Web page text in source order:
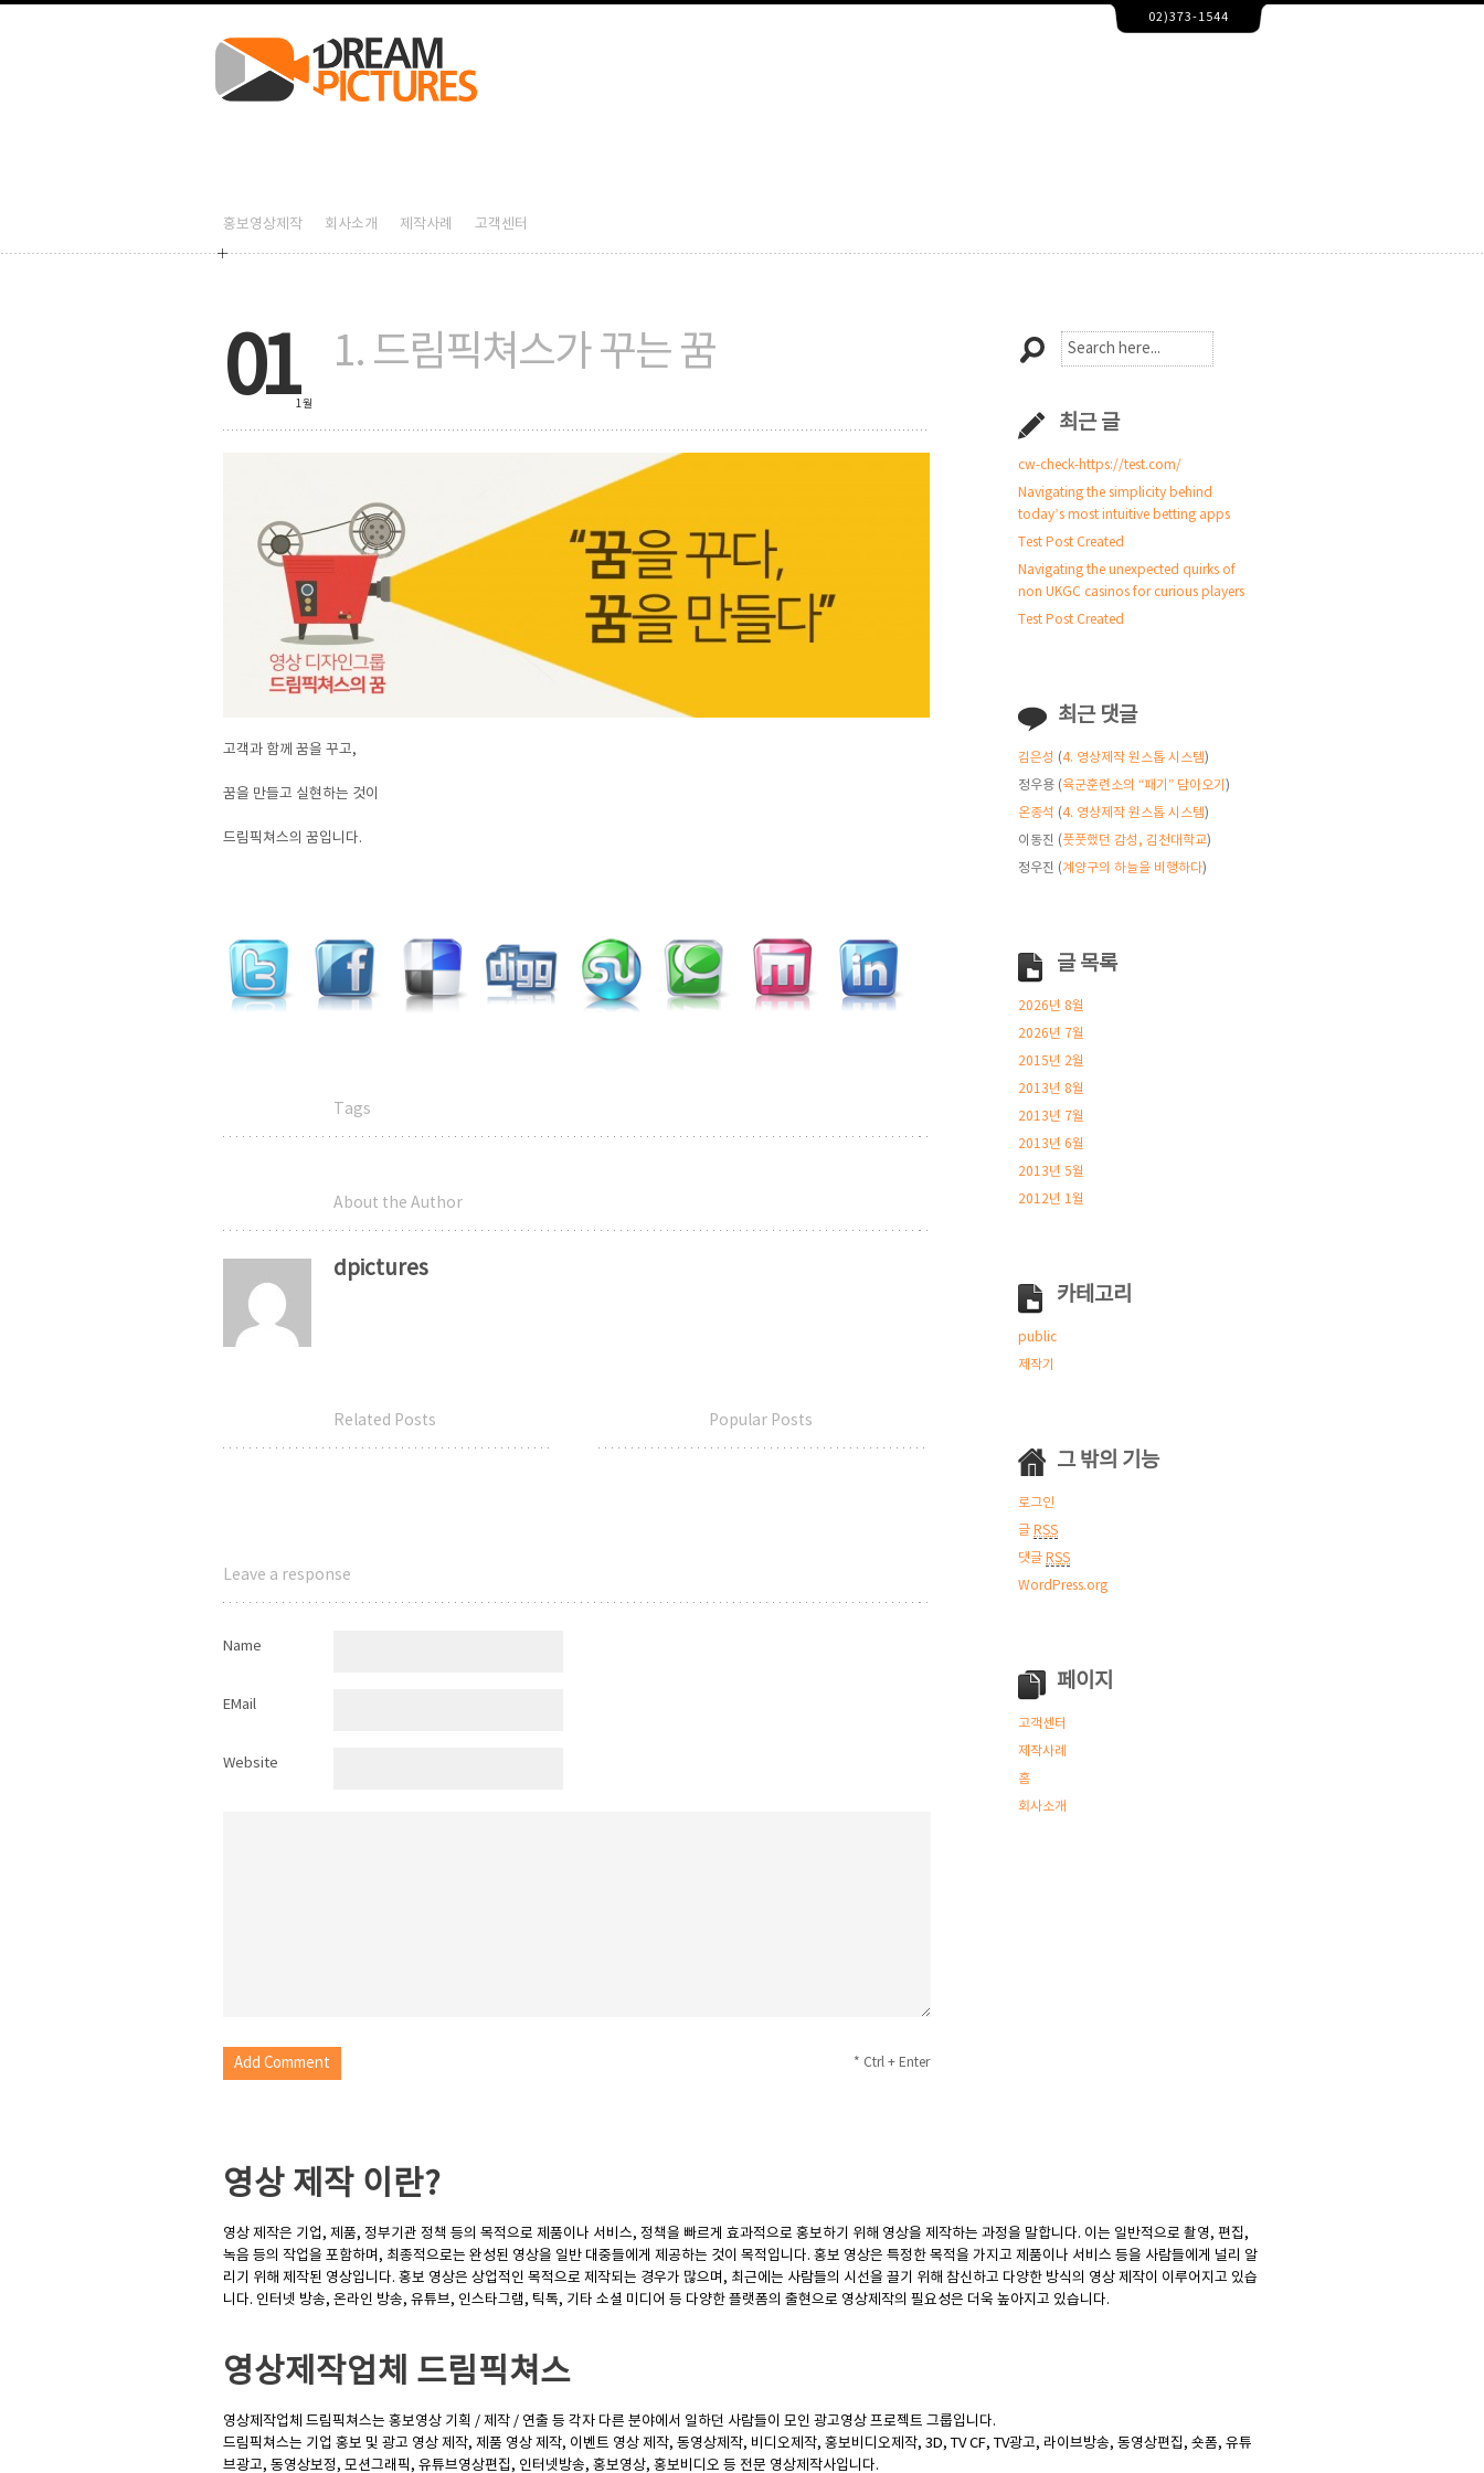
1. 드림픽쳐스가 꾸는 꿈,홍보영상제작,홍보영상제작업체,기업홍보영상제작,제품홍보영상제작,3D,TV CF,TV광고,라이브방송,동영상편집,숏폼,유튜브광고,동영상보정,모션그래픽,유튜브영상편집,인터넷방송,동영상제작,이벤트영상제작,광고영상제작
1. 드림픽쳐스가 꾸는 꿈
02)373-1544
홍보영상제작 회사소개 제작사례 고객센터
011월
1. 드림픽쳐스가 꾸는 꿈
고객과 함께 꿈을 꾸고,
꿈을 만들고 실현하는 것이
드림픽쳐스의 꿈입니다.
Tags
About the Author
dpictures
Related Posts Popular Posts
Leave a response
Name
EMail
Website
* Ctrl + Enter
최근 글
cw-check-https://test.com/
Navigating the simplicity behind
today’s most intuitive betting apps
Test Post Created
Navigating the unexpected quirks of
non UKGC casinos for curious players
Test Post Created
최근 댓글
김은성 (4. 영상제작 원스톱 시스템)
정우용 (육군훈련소의 “패기” 담아오기 )
온종석 (4. 영상제작 원스톱 시스템)
이동진 (풋풋했던 감성, 김천대학교)
정우진 (계양구의 하늘을 비행하다)
글 목록
2026년 8월
2026년 7월
2015년 2월
2013년 8월
2013년 7월
2013년 6월
2013년 5월
2012년 1월
카테고리
public
제작기
그 밖의 기능
로그인
글 RSS
댓글 RSS
WordPress.org
페이지
고객센터
제작사례
홈
회사소개
영상 제작 이란?
영상 제작은 기업, 제품, 정부기관 정책 등의 목적으로 제품이나 서비스, 정책을 빠르게 효과적으로 홍보하기 위해 영상을 제작하는 과정을 말합니다. 이는 일반적으로 촬영, 편집,
녹음 등의 작업을 포함하며, 최종적으로는 완성된 영상을 일반 대중들에게 제공하는 것이 목적입니다. 홍보 영상은 특정한 목적을 가지고 제품이나 서비스 등을 사람들에게 널리 알
리기 위해 제작된 영상입니다. 홍보 영상은 상업적인 목적으로 제작되는 경우가 많으며, 최근에는 사람들의 시선을 끌기 위해 참신하고 다양한 방식의 영상 제작이 이루어지고 있습
니다. 인터넷 방송, 온라인 방송, 유튜브, 인스타그램, 틱톡, 기타 소셜 미디어 등 다양한 플랫폼의 출현으로 영상제작의 필요성은 더욱 높아지고 있습니다.
영상제작업체 드림픽쳐스
영상제작업체 드림픽쳐스는 홍보영상 기획 / 제작 / 연출 등 각자 다른 분야에서 일하던 사람들이 모인 광고영상 프로젝트 그룹입니다.
드림픽쳐스는 기업 홍보 및 광고 영상 제작, 제품 영상 제작, 이벤트 영상 제작, 동영상제작, 비디오제작, 홍보비디오제작, 3D, TV CF, TV광고, 라이브방송, 동영상편집, 숏폼, 유튜
브광고, 동영상보정, 모션그래픽, 유튜브영상편집, 인터넷방송, 홍보영상, 홍보비디오 등 전문 영상제작사입니다.